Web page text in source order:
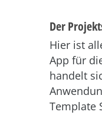
Der
Hier ist
App für
handelt
Template